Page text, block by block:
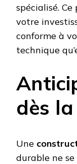
spécialisé.
votre
conforme à
technique
dès
Une
durable ne